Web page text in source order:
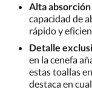
Alta absorción
capacidad de
rápido y
Detalle
en la cenefa
estas toallas
destaca en